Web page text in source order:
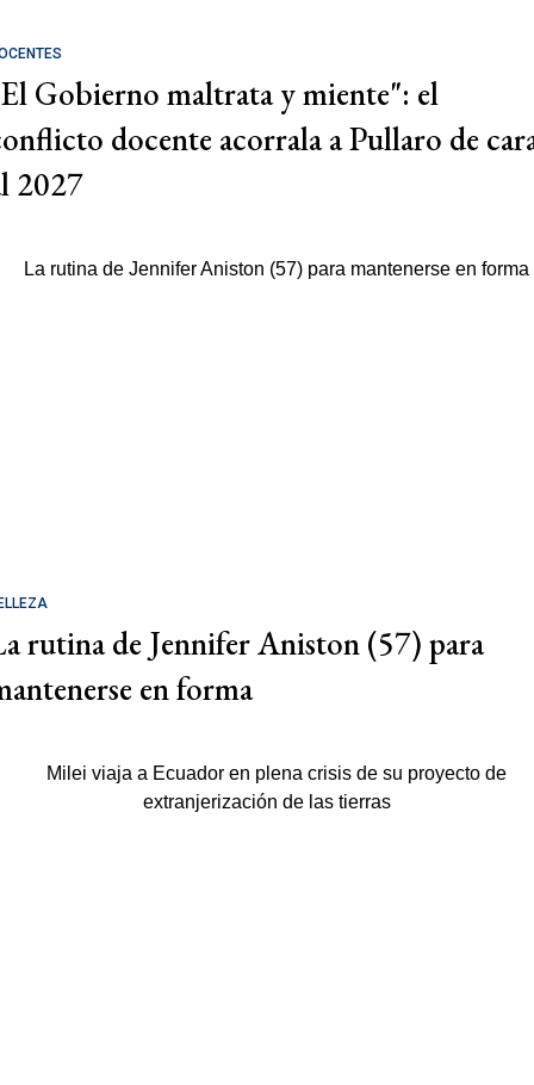
Gobierno maltrata y miente": el
docente acorrala a Pullaro de
2027
rutina de Jennifer Aniston (57) para
en forma